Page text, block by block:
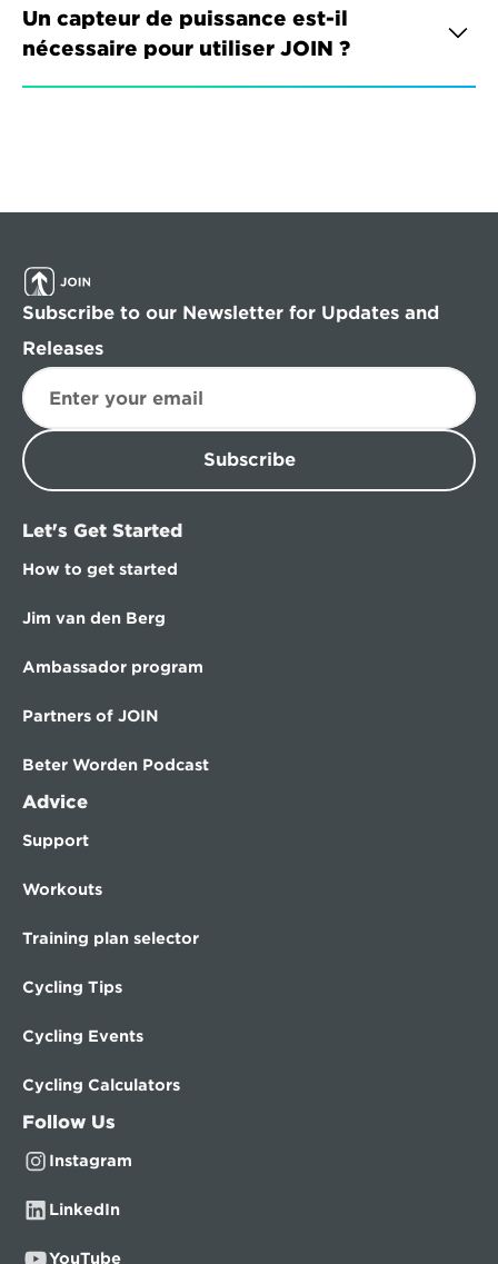
Un capteur de puissance est-il
nécessaire pour utiliser JOIN ?
Subscribe to our Newsletter for Updates and
Releases
Subscribe
Let's Get Started
How to get started
Jim van den Berg
Ambassador program
Partners of JOIN
Beter Worden Podcast
Advice
Support
Workouts
Training plan selector
Cycling Tips
Cycling Events
Cycling Calculators
Follow Us
Instagram
LinkedIn
YouTube